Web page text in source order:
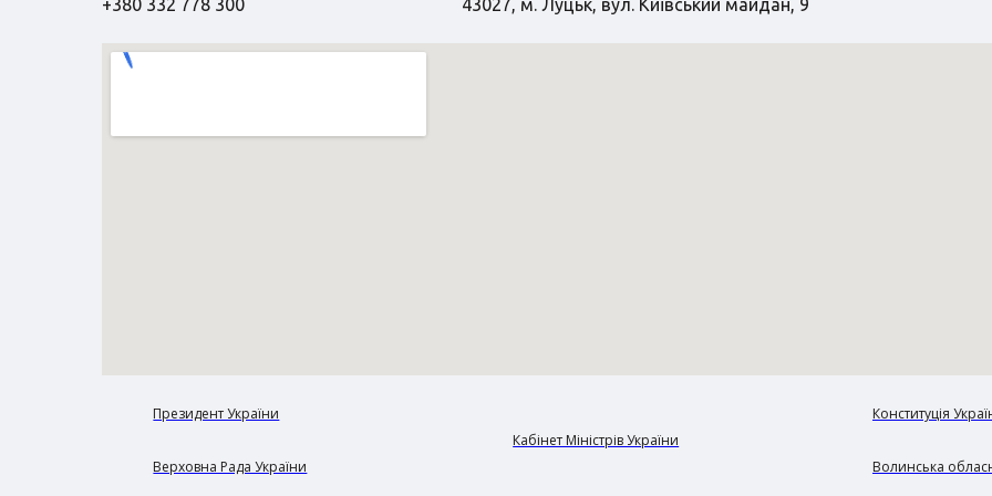
+380 332 778 300 43027, м. Луцьк, вул. Київський майдан, 9
Президент України
Верховна Рада України
Кабінет Міністрів України
Конституція
Волинська